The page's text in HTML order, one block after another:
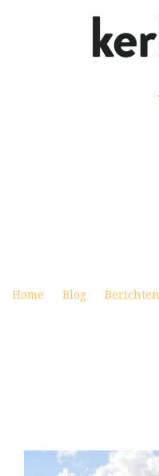
Home Blog Berichten